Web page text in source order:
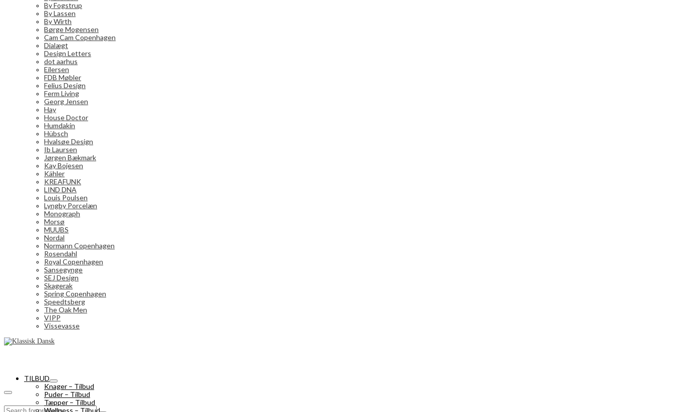
By Fogstrup
By Lassen
By Wirth
Børge Mogensen
Cam Cam Copenhagen
Dialægt
Design Letters
dot aarhus
Eilersen
FDB Møbler
Felius Design
Ferm Living
Georg Jensen
Hay
House Doctor
Humdakin
Hübsch
Hvalsøe Design
Ib Laursen
Jørgen Bækmark
Kay Bojesen
Kähler
KREAFUNK
LIND DNA
Louis Poulsen
Lyngby Porcelæn
Monograph
Morsø
MUUBS
Nordal
Normann Copenhagen
Rosendahl
Royal Copenhagen
Sansegynge
SEJ Design
Skagerak
Spring Copenhagen
Speedtsberg
The Oak Men
VIPP
Vissevasse
Search
TILBUD
Knager – Tilbud
Puder – Tilbud
Tæpper – Tilbud
Wellness – Tilbud